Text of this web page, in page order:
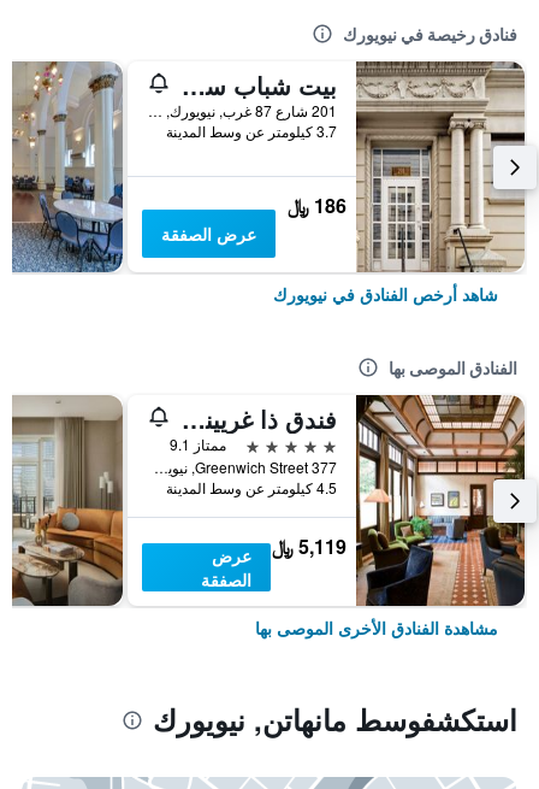
فنادق رخيصة في نيويورك
بيت شباب سنترال بارك ويست
201 شارع 87 غرب, نيويورك, NY, الولايات المتحدة الأميريكية
3.7 كيلومتر عن وسط المدينة
186 ﷼
عرض الصفقة
شاهد أرخص الفنادق في نيويورك
الفنادق الموصى بها
فندق ذا غريينيتش
5 نجوم
ممتاز 9.1
377 Greenwich Street, نيويورك, NY, الولايات المتحدة الأميريكية
4.5 كيلومتر عن وسط المدينة
5,119 ﷼
عرض
الصفقة
مشاهدة الفنادق الأخرى الموصى بها
استكشفوسط مانهاتن, نيويورك